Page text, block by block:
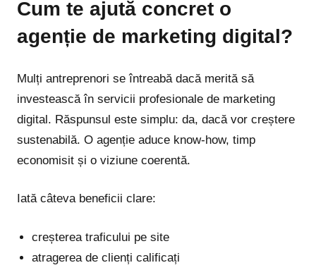
Cum te ajută concret o
agenție de marketing digital?
Mulți antreprenori se întreabă dacă merită să
investească în servicii profesionale de marketing
digital. Răspunsul este simplu: da, dacă vor creștere
sustenabilă. O agenție aduce know-how, timp
economisit și o viziune coerentă.
Iată câteva beneficii clare:
creșterea traficului pe site
atragerea de clienți calificați